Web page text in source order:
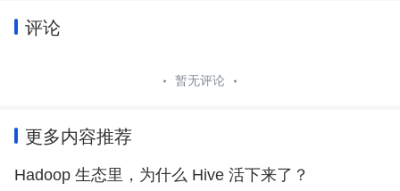
评论
暂无评论
更多内容推荐
Hadoop 生态里，为什么 Hive 活下来了？